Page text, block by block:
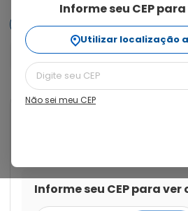
Informe seu CEP
Utilizar localização
Não sei meu CEP
Informações
Permear 300mg com 30
Permear Cod.:
Informe seu CEP para